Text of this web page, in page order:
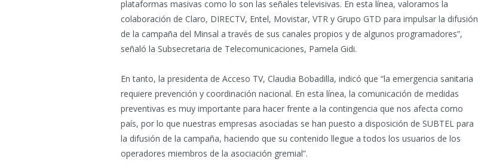
plataformas masivas como lo son las señales televisivas. En esta línea, valoramos la
colaboración de Claro, DIRECTV, Entel, Movistar, VTR y Grupo GTD para impulsar la difusión
de la campaña del Minsal a través de sus canales propios y de algunos programadores”,
señaló la Subsecretaria de Telecomunicaciones, Pamela Gidi.
En tanto, la presidenta de Acceso TV, Claudia Bobadilla, indicó que “la emergencia sanitaria
requiere prevención y coordinación nacional. En esta línea, la comunicación de medidas
preventivas es muy importante para hacer frente a la contingencia que nos afecta como
país, por lo que nuestras empresas asociadas se han puesto a disposición de SUBTEL para
la difusión de la campaña, haciendo que su contenido llegue a todos los usuarios de los
operadores miembros de la asociación gremial”.